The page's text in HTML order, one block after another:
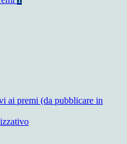
ai premi (da pubblicare in